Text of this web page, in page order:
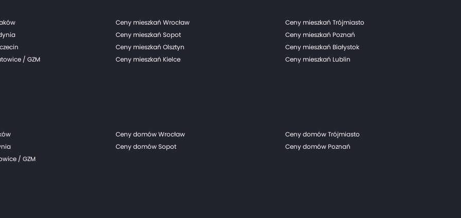
Ceny mieszkań Wrocław
Ceny mieszkań Trójmiasto
Ceny mieszkań Sopot
Ceny mieszkań Poznań
Ceny mieszkań Olsztyn
Ceny mieszkań Białystok
/ GZM Ceny mieszkań Kielce
Ceny mieszkań Lublin
Ceny domów Wrocław
Ceny domów Trójmiasto
Ceny domów Sopot
Ceny domów Poznań
/ GZM